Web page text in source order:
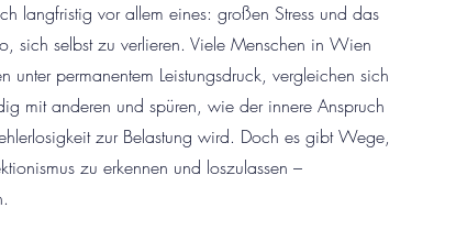
langfristig vor allem eines: großen Stress und das
sich selbst zu verlieren. Viele Menschen in Wien
unter permanentem Leistungsdruck, vergleichen sich
mit anderen und spüren, wie der innere Anspruch
zur Belastung wird. Doch es gibt Wege,
zu erkennen und loszulassen –